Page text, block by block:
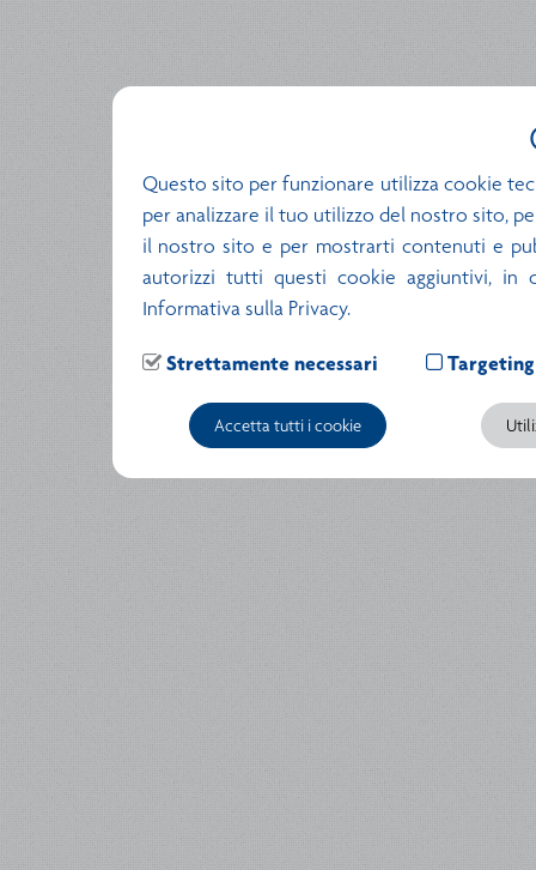
Questo sito per funzionare utilizza cookie
per analizzare il tuo utilizzo del nostro sito,
il nostro sito e per mostrarti contenuti e
autorizzi tutti questi cookie aggiuntivi, in
Informativa sulla Privacy.
Strettamente necessari Targeting
Accetta tutti i cookie